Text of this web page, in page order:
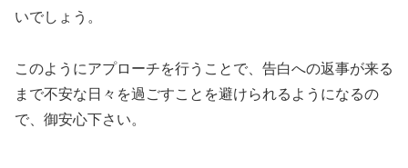
いでしょう。
このようにアプローチを行うことで、告白への返事が来る
まで不安な日々を過ごすことを避けられるようになるの
で、御安心下さい。